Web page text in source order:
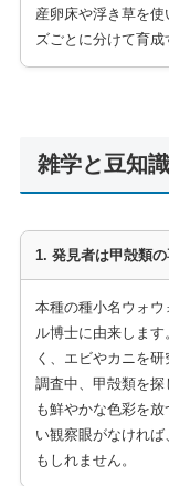
産卵床や浮き草を
ズごとに分けて育成
雑学と豆知
1. 発見者は甲殻類
本種の種小名ウォ
ル博士に由来しま
く、エビやカニを
調査中、甲殻類を
も鮮やかな色彩を
い観察眼がなけれ
もしれません。